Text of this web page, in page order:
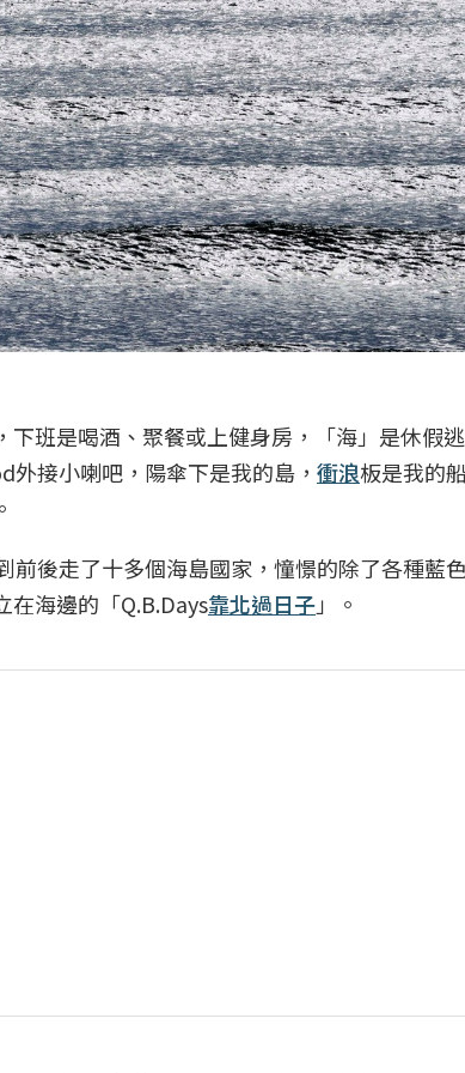
班是喝酒、聚餐或上健身房，「海」是休假
接小喇吧，陽傘下是我的島， 衝浪板是我的
後走了十多個海島國家，憧憬的除了各種藍
海邊的「Q.B.Days靠北過日子」。